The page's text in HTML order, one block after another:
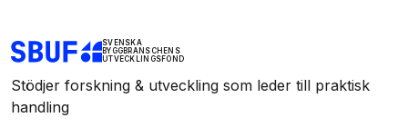
SVENSKA
BYGGBRANSCHENS
UTVECKLINGSFOND
Stödjer forskning & utveckling som leder till praktisk
handling